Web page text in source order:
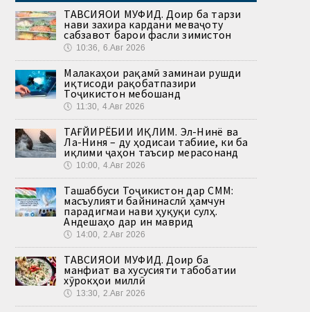
ТАВСИЯҲОИ МУФИД. Доир ба тарзи
нави захира кардани меваҷоту
сабзавот барои фасли зимистон
🕔 10:36, 6.Авг 2026
Малакаҳои рақамӣ заминаи рушди
иқтисоди рақобатпазири
Тоҷикистон мебошанд
🕔 11:30, 4.Авг 2026
ТАҒЙИРЁБИИ ИҚЛИМ. Эл-Нинё ва
Ла-Ниня – ду ҳодисаи табиие, ки ба
иқлими ҷаҳон таъсир мерасонанд
🕔 10:00, 4.Авг 2026
Ташаббуси Тоҷикистон дар СММ:
масъулияти байнинаслӣ ҳамчун
парадигмаи нави ҳуқуқи сулҳ.
Андешаҳо дар ин маврид
🕔 14:00, 2.Авг 2026
ТАВСИЯҲОИ МУФИД. Доир ба
манфиат ва хусусияти табобатии
хӯрокҳои миллӣ
🕔 13:30, 2.Авг 2026